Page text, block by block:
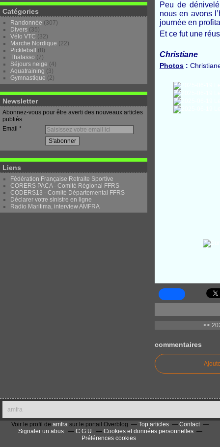
Catégories
Randonnée (307)
Divers (35)
Vélo VTC (32)
Marche Nordique (22)
Pickleball
(8)
Thalasso (7)
Séjours neige (4)
Aquatraining (3)
Gymnastique (2)
Newsletter
Abonnez-vous pour être averti des nouveaux articles
publiés.
Email
Liens
Fédération Française Retraite Sportive
CORERS PACA - Comité Régional FFRS
CODERS13 - Comité Départemental FFRS
Déclarer votre sinistre en ligne
Radio Maritima, interview AMFRA
Peu de
nous en avons
journée en
Et ce fut une
Christiane
Photos :
<<
commentaires
amfra
Voir le profil de amfra sur le portail Overblog Top articles
Contact
Signaler un abus
C.G.U.
Cookies et données personnelles
Préférences cookies